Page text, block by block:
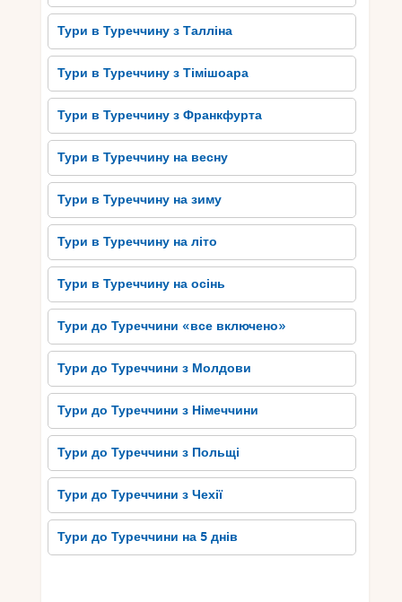
Тури в Туреччину з Талліна
Тури в Туреччину з Тімішоара
Тури в Туреччину з Франкфурта
Тури в Туреччину на весну
Тури в Туреччину на зиму
Тури в Туреччину на літо
Тури в Туреччину на осінь
Тури до Туреччини «все включено»
Тури до Туреччини з Молдови
Тури до Туреччини з Німеччини
Тури до Туреччини з Польщі
Тури до Туреччини з Чехії
Тури до Туреччини на 5 днів